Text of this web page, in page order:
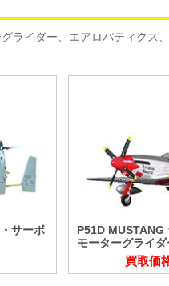
ライダー、エアロバティク
サーボ
P51D MUSTANG
モーターグライ
買取価